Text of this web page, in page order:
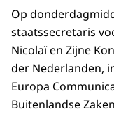
Op
staatssecretaris
Nicolaï en Zijne
der Nederlanden,
Europa
Buitenlandse